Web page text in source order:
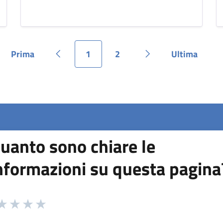
Pagina
Prima
Pagina precedente
Pagina
1
Pagina
2
Pagina successiva
Pagina
Ultima
sono chiare le
su questa
da 1 a 5 stelle la pagina